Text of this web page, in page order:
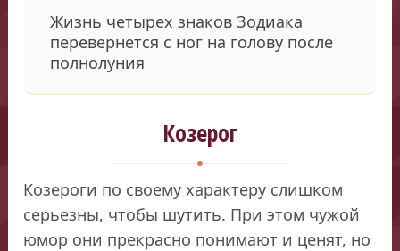
Жизнь четырех знаков Зодиака
перевернется с ног на голову после
полнолуния
Козерог
Козероги по своему характеру слишком
серьезны, чтобы шутить. При этом чужой
юмор они прекрасно понимают и ценят, но